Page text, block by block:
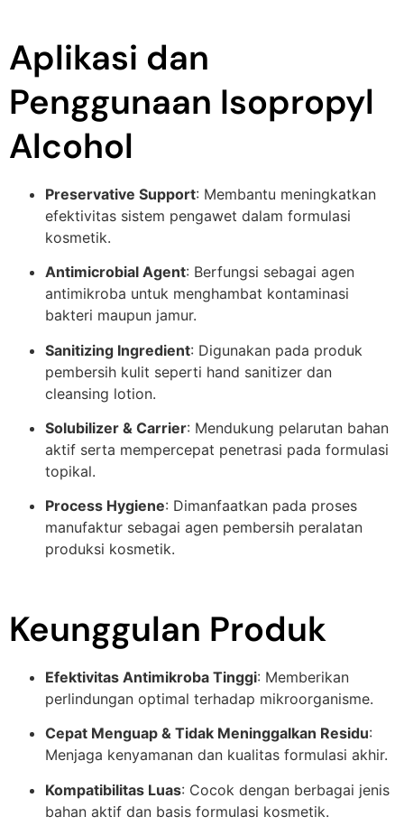
Aplikasi dan
Penggunaan Isopropyl
Alcohol
Preservative Support: Membantu meningkatkan
efektivitas sistem pengawet dalam formulasi
kosmetik.
Antimicrobial Agent: Berfungsi sebagai agen
antimikroba untuk menghambat kontaminasi
bakteri maupun jamur.
Sanitizing Ingredient: Digunakan pada produk
pembersih kulit seperti hand sanitizer dan
cleansing lotion.
Solubilizer & Carrier: Mendukung pelarutan bahan
aktif serta mempercepat penetrasi pada formulasi
topikal.
Process Hygiene: Dimanfaatkan pada proses
manufaktur sebagai agen pembersih peralatan
produksi kosmetik.
Keunggulan Produk
Efektivitas Antimikroba Tinggi: Memberikan
perlindungan optimal terhadap mikroorganisme.
Cepat Menguap & Tidak Meninggalkan Residu:
Menjaga kenyamanan dan kualitas formulasi akhir.
Kompatibilitas Luas: Cocok dengan berbagai jenis
bahan aktif dan basis formulasi kosmetik.